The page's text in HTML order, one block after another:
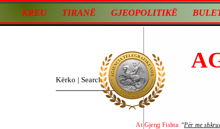
KREU TIRANË GJEOPOLITIKË
At Gjergj Fishta: “Për me